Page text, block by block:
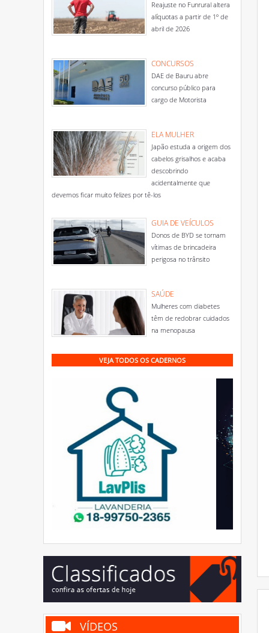
Reajuste no Funrural altera
alíquotas a partir de 1º de
abril de 2026
CONCURSOS
DAE de Bauru abre
concurso público para
cargo de Motorista
ELA MULHER
Japão estuda a origem dos
cabelos grisalhos e acaba
descobrindo
acidentalmente que
devemos ficar muito felizes por tê-los
GUIA DE VEÍCULOS
Donos de BYD se tornam
vítimas de brincadeira
perigosa no trânsito
SAÚDE
Mulheres com diabetes
têm de redobrar cuidados
na menopausa
VEJA TODOS OS CADERNOS
VÍDEOS